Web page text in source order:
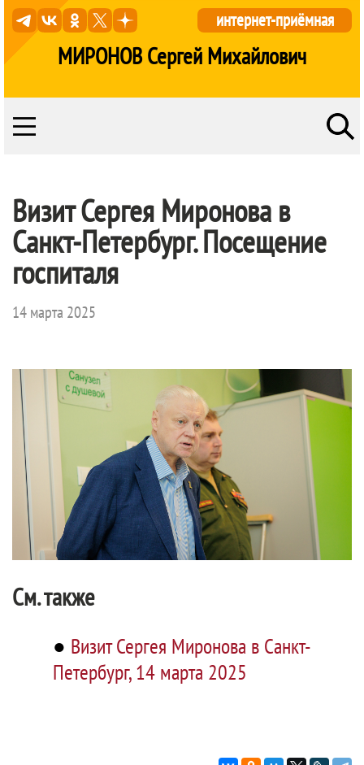
МИРОНОВ Сергей Михайлович
интернет-приёмная
Визит Сергея Миронова в
Санкт-Петербург. Посещение
госпиталя
14 марта 2025
См. также
● Визит Сергея Миронова в Санкт-
Петербург, 14 марта 2025